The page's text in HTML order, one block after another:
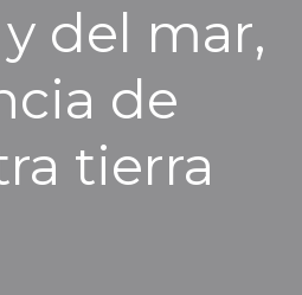
del mar,
de
tierra